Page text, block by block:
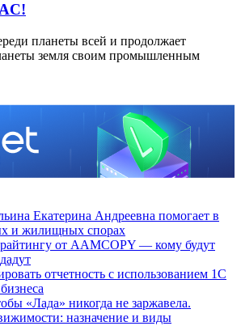
планеты всей и продолжает
земля своим промышленным
Екатерина Андреевна помогает в
и жилищных спорах
от AAMCOPY — кому будут
отчетность с использованием 1С
«Лада» никогда не заржавела.
назначение и виды